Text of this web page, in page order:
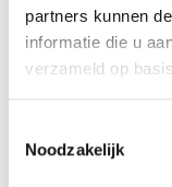
partners kunnen
informatie die u
verzameld op
Noodzakelijk